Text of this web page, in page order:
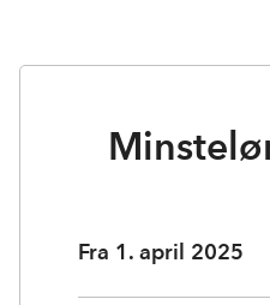
Fra 1. april 2025